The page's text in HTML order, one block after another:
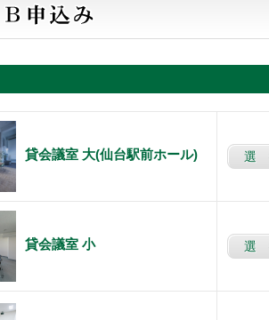
貸会議室 大(仙台駅前ホール) 選
貸会議室 小 選